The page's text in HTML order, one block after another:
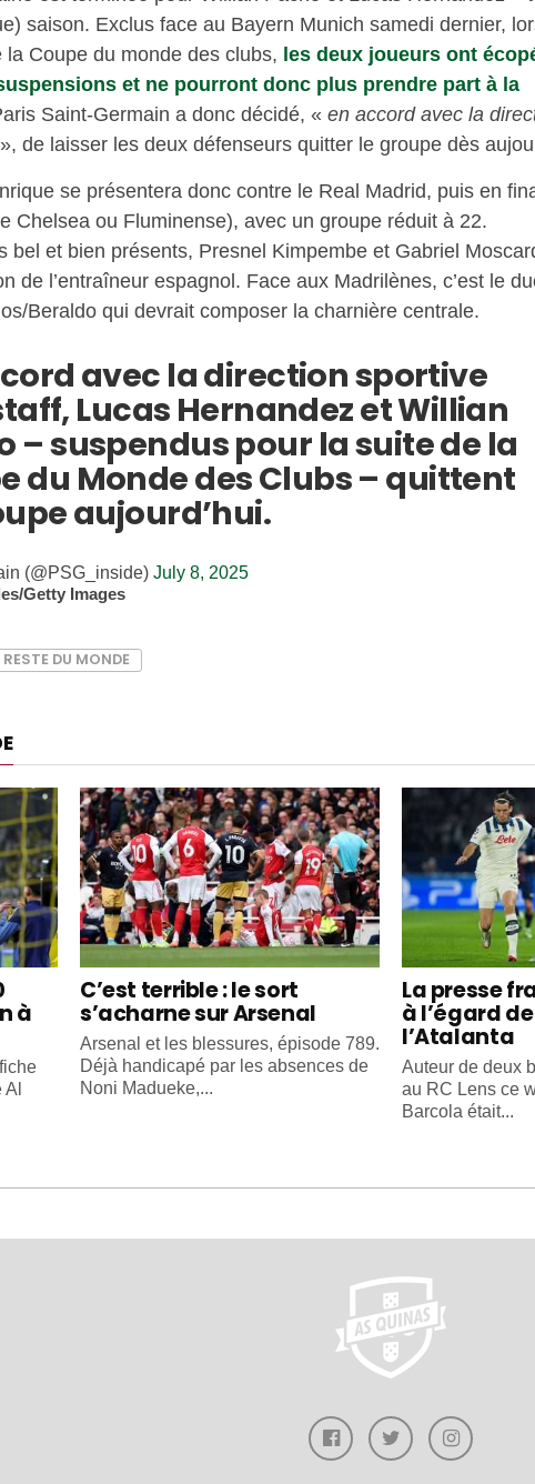
saison. Exclus face au Bayern Munich samedi dernier,
Coupe du monde des clubs, les deux joueurs ont
et ne pourront donc plus prendre part à la
Saint-Germain a donc décidé, « en accord avec la
», de laisser les deux défenseurs quitter le groupe dès
se présentera donc contre le Real Madrid, puis en
Chelsea ou Fluminense), avec un groupe réduit à 22.
bel et bien présents, Presnel Kimpembe et Gabriel
de l’entraîneur espagnol. Face aux Madrilènes, c’est le
Beraldo qui devrait composer la charnière centrale.
avec la direction sportive
Lucas Hernandez et Willian
– suspendus pour la suite de la
du Monde des Clubs – quittent
aujourd’hui.
(@PSG_inside) July 8, 2025
Getty Images
RESTE DU MONDE
à
C’est terrible : le sort
s’acharne sur Arsenal
Arsenal et les blessures, épisode 789.
Déjà handicapé par les absences de
Noni Madueke,...
La presse
à l’égard
l’Atalanta
Auteur de deux
au RC Lens ce
Barcola était...